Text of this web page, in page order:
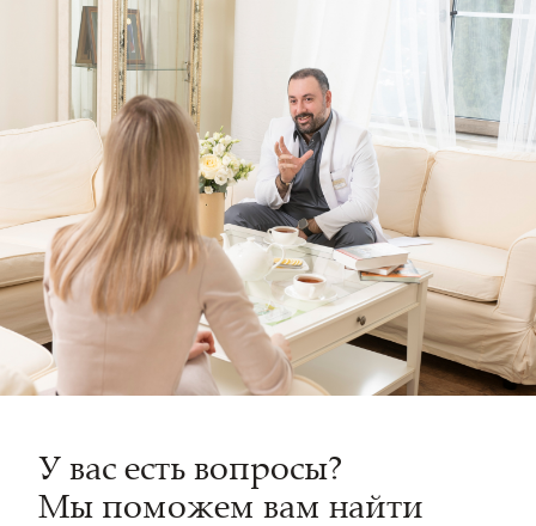
У вас есть вопросы?
Мы поможем вам найти